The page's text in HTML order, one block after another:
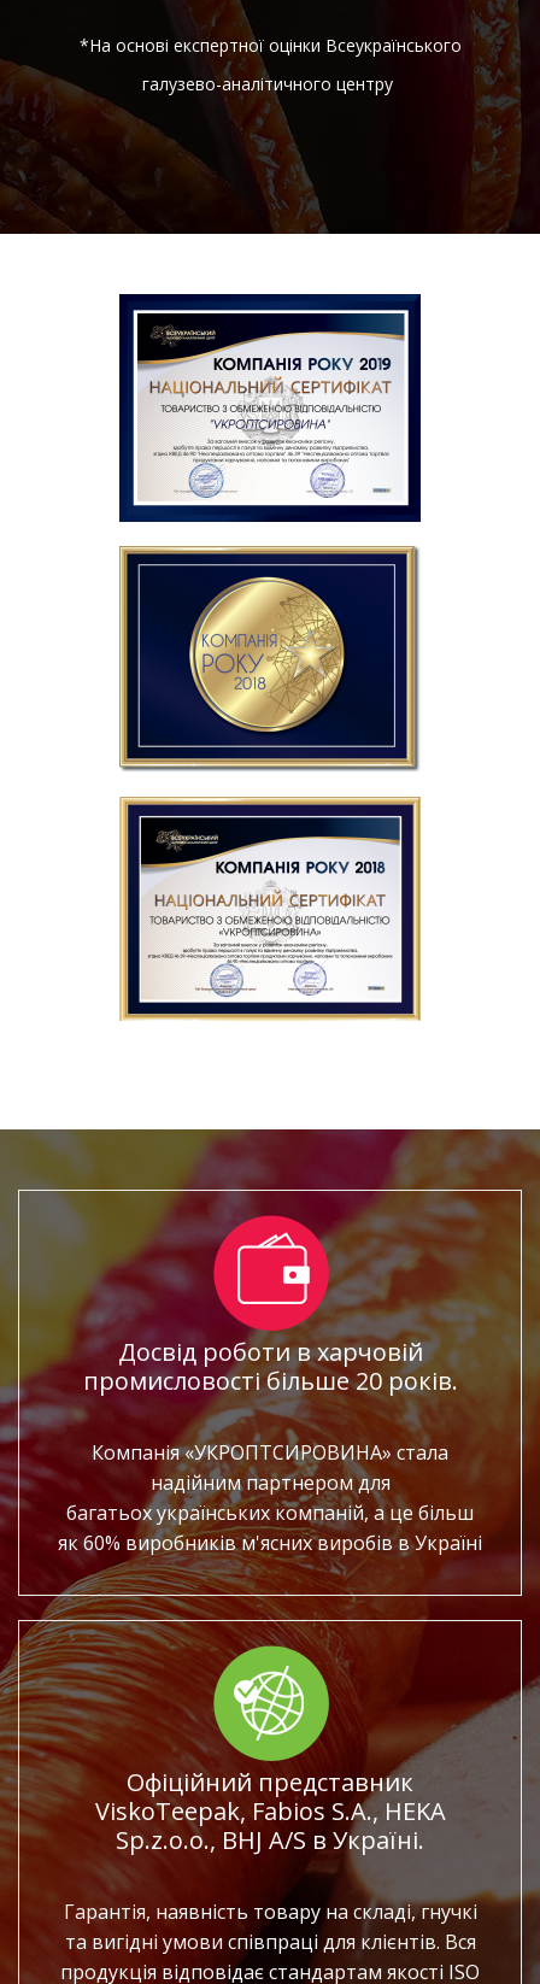
*На основі експертної оцінки Всеукраїнського
галузево-аналітичного центру
Досвід роботи в харчовій
промисловості більше 20 років.
Компанія«УКРОПТСИРОВИНА» стала
надійним партнером для
багатьох українських компаній, аце більш
як60% виробників м'ясних виробів вУкраїні
Офіційний представник
ViskoTeepak, Fabios S.A., HEKA
Sp.z.o.o., BHJ A/S в Україні.
Гарантія, наявність товару на складі, гнучкі
та вигідні умови співпраці для клієнтів. Вся
продукція відповідає стандартам якості ISO